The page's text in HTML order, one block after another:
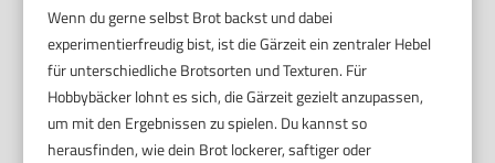
Wenn du gerne selbst Brot backst und dabei
experimentierfreudig bist, ist die Gärzeit ein zentraler Hebel
für unterschiedliche Brotsorten und Texturen. Für
Hobbybäcker lohnt es sich, die Gärzeit gezielt anzupassen,
um mit den Ergebnissen zu spielen. Du kannst so
herausfinden, wie dein Brot lockerer, saftiger oder